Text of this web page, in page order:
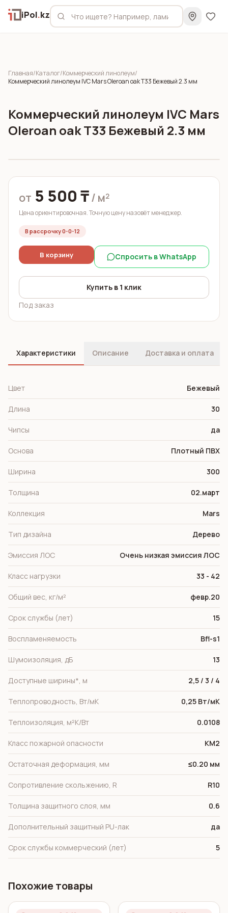
iPol.kz
Главная/Каталог/Коммерческий линолеум/
Коммерческий линолеум IVC Mars Oleroan oak T33 Бежевый 2.3 мм
Коммерческий линолеум IVC Mars
Oleroan oak T33 Бежевый 2.3 мм
от 5 500 ₸/ м²
Цена ориентировочная. Точную цену назовёт менеджер.
В рассрочку 0-0-12
В корзину Спросить в WhatsApp
Купить в 1 клик
Под заказ
Характеристики Описание Доставка и оплата
Цвет Бежевый
Длина 30
Чипсы да
Основа Плотный ПВХ
Ширина 300
Толщина 02.март
Коллекция Mars
Тип дизайна Дерево
Эмиссия ЛОС Очень низкая эмиссия ЛОС
Класс нагрузки 33 - 42
Общий вес, кг/м² февр.20
Срок службы (лет) 15
Воспламеняемость Bfl-s1
Шумоизоляция, дБ 13
Доступные ширины*, м 2,5 / 3 / 4
Теплопроводность, Вт/мК 0,25 Вт/мК
Теплоизоляция, м²K/Вт 0.0108
Класс пожарной опасности КМ2
Остаточная деформация, мм ≤0.20 мм
Сопротивление скольжению, R R10
Толщина защитного слоя, мм 0.6
Дополнительный защитный PU-лак да
Срок службы коммерческий (лет) 5
Похожие товары